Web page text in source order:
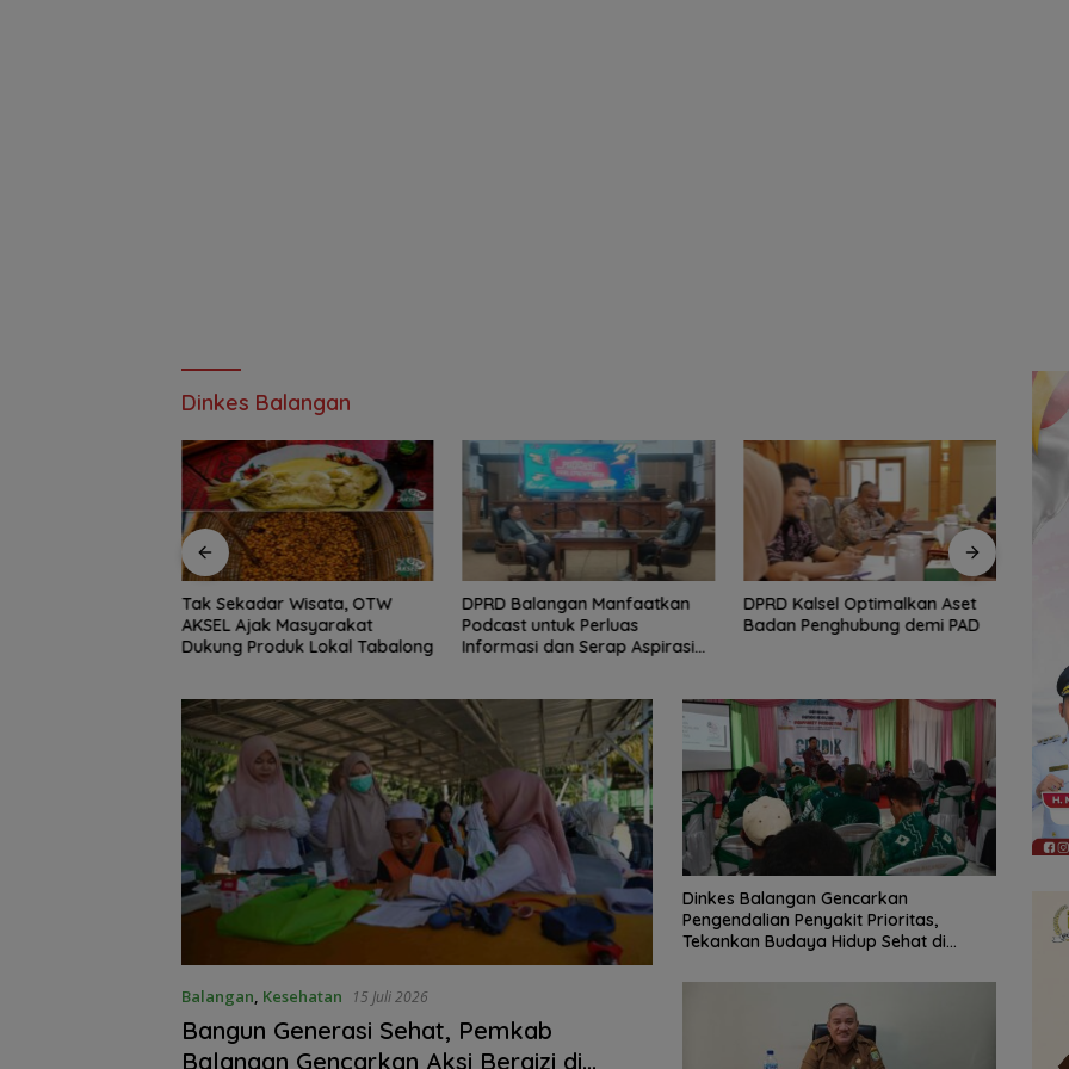
Dinkes Balangan
DPRD Balangan Manfaatkan
Podcast untuk Perluas
Informasi dan Serap Aspirasi
‎DPRD Kalsel Optimalkan Aset
Badan Penghubung demi PAD
Perempuan Desa
Penyandingan Jadi Garda
Balangan Kesehatan 15 Juli 2026
Bangun Generasi Sehat, Pemkab
Balangan Gencarkan Aksi Bergizi di
Dinkes Balangan Gencarkan
Pengendalian Penyakit Prioritas,
Tekankan Budaya Hidup Sehat di